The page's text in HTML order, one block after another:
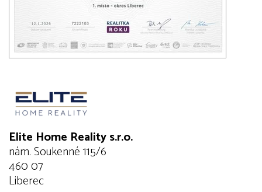
Elite Home Reality s.r.o.
nám. Soukenné 115/6
460 07
Liberec